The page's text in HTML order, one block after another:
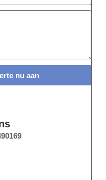
nu aan